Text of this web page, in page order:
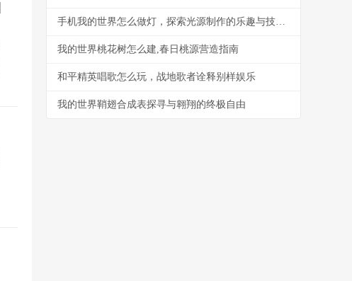
手机我的世界怎么做灯，探索光源制作的乐趣与技巧,副标题,从火把到红石灯的照明艺术
我的世界桃花树怎么建,春日桃源营造指南
和平精英唱歌怎么玩，战地歌者诠释别样娱乐
我的世界鞘翅合成表探寻与翱翔的终极自由